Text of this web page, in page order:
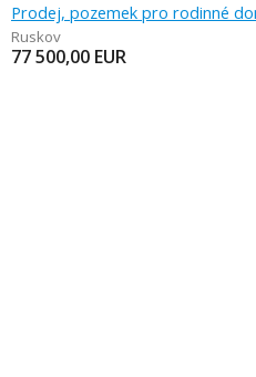
Prodej, pozemek pro rodinné
Ruskov
77 500,00 EUR